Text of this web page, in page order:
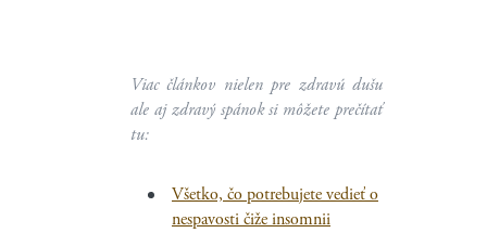
Viac článkov nielen pre zdravú dušu
ale aj zdravý spánok si môžete prečítať
tu:
Všetko, čo potrebujete vedieť o
nespavosti čiže insomnii